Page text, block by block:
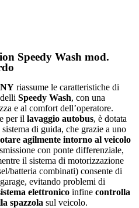
Speedy Wash mod.
riassume le caratteristiche di
Speedy Wash, con una
e al comfort dell’operatore.
e per il lavaggio autobus, è dotata
di guida, che grazie a uno
agilmente intorno al veicolo
con ponte differenziale,
il sistema di motorizzazione
batteria combinati) consente di
evitando problemi di
elettronico infine controlla
spazzola sul veicolo.